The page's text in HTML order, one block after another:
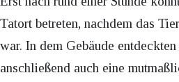
Tatort betreten, nachdem das
war. In dem Gebäude
anschließend auch eine